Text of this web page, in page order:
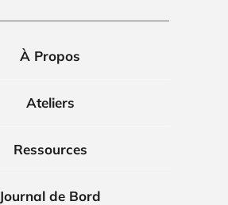
À Propos
Ateliers
Ressources
Journal de Bord